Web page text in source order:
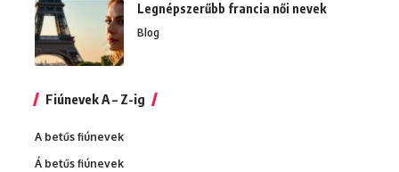
Legnépszerűbb francia női nevek
Blog
Fiúnevek A – Z-ig
A betűs fiúnevek
Á betűs fiúnevek